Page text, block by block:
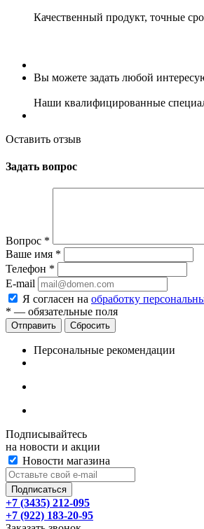
Качественный продукт, точные
Вы можете задать любой
Наши квалифицированные
Оставить отзыв
Задать вопрос
Вопрос *
Ваше имя *
Телефон *
E-mail
Я согласен на обработку
* — обязательные поля
Сбросить
Персональные рекомендации
Подписывайтесь
на новости и акции
Новости магазина
+7 (3435) 212-095
+7 (922) 183-20-95